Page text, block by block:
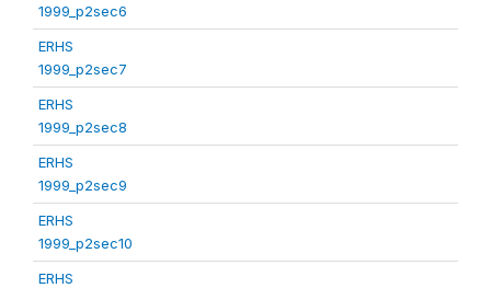
1999_p2sec6
ERHS
1999_p2sec7
ERHS
1999_p2sec8
ERHS
1999_p2sec9
ERHS
1999_p2sec10
ERHS